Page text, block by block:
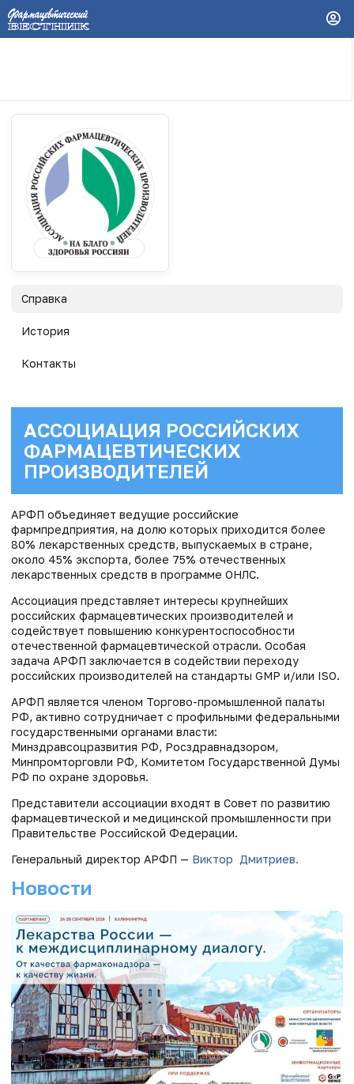
Справка
История
Контакты
АССОЦИАЦИЯ РОССИЙСКИХ
ФАРМАЦЕВТИЧЕСКИХ
ПРОИЗВОДИТЕЛЕЙ
АРФП объединяет ведущие российские
фармпредприятия, на долю которых приходится более
80% лекарственных средств, выпускаемых в стране,
около 45% экспорта, более 75% отечественных
лекарственных средств в программе ОНЛС.
Ассоциация представляет интересы крупнейших
российских фармацевтических производителей и
содействует повышению конкурентоспособности
отечественной фармацевтической отрасли. Особая
задача АРФП заключается в содействии переходу
российских производителей на стандарты GMP и/или ISO.
АРФП является членом Торгово-промышленной палаты
РФ, активно сотрудничает с профильными федеральными
государственными органами власти:
Минздравсоцразвития РФ, Росздравнадзором,
Минпромторговли РФ, Комитетом Государственной Думы
РФ по охране здоровья.
Представители ассоциации входят в Совет по развитию
фармацевтической и медицинской промышленности при
Правительстве Российской Федерации.
Генеральный директор АРФП — Виктор Дмитриев.
Новости